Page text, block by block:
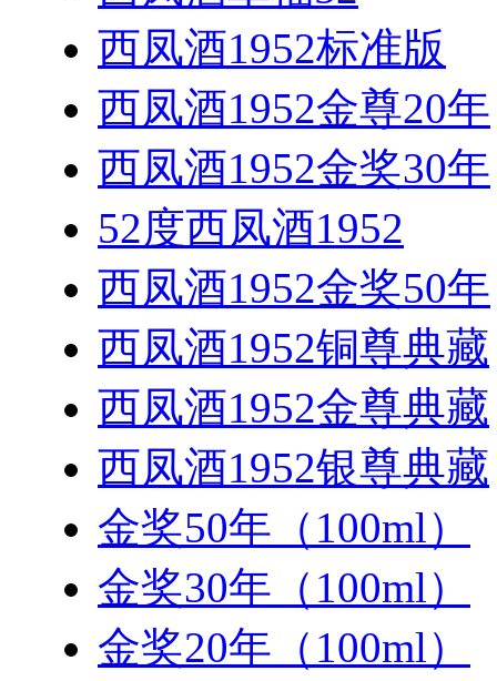
西凤酒1952标准版
西凤酒1952金尊20年
西凤酒1952金奖30年
52度西凤酒1952
西凤酒1952金奖50年
西凤酒1952铜尊典藏
西凤酒1952金尊典藏
西凤酒1952银尊典藏
金奖50年（100ml）
金奖30年（100ml）
金奖20年（100ml）